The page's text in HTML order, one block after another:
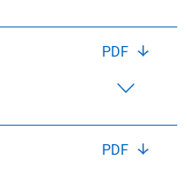
PDF
PDF